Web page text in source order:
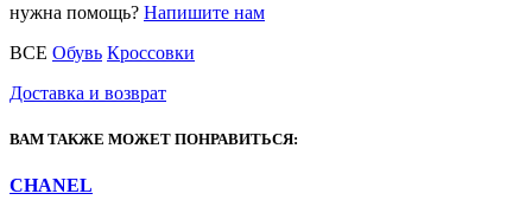
нужна помощь? Напишите нам
ВСЕ Обувь Кроссовки
Доставка и возврат
ВАМ ТАКЖЕ МОЖЕТ ПОНРАВИТЬСЯ:
CHANEL